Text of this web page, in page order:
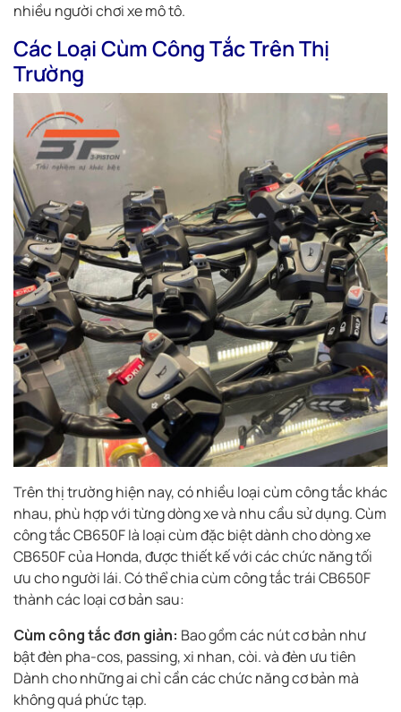
nhiều người chơi xe mô tô.
Các Loại Cùm Công Tắc Trên Thị
Trường
Trên thị trường hiện nay, có nhiều loại cùm công tắc khác
nhau, phù hợp với từng dòng xe và nhu cầu sử dụng. Cùm
công tắc CB650F là loại cùm đặc biệt dành cho dòng xe
CB650F của Honda, được thiết kế với các chức năng tối
ưu cho người lái. Có thể chia cùm công tắc trái CB650F
thành các loại cơ bản sau:
Cùm công tắc đơn giản: Bao gồm các nút cơ bản như
bật đèn pha-cos, passing, xi nhan, còi. và đèn ưu tiên
Dành cho những ai chỉ cần các chức năng cơ bản mà
không quá phức tạp.